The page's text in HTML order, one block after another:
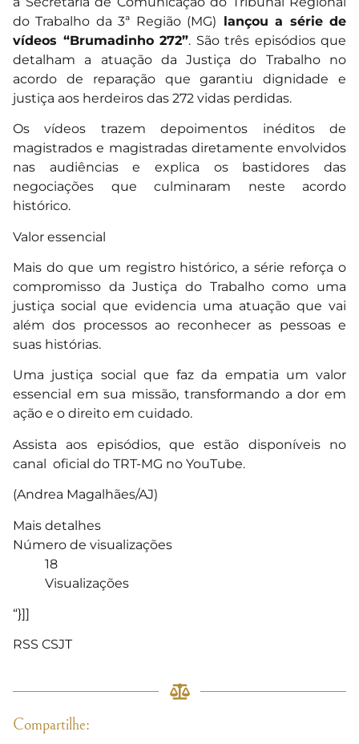
do Trabalho da 3ª Região (MG) lançou a série de
vídeos “Brumadinho 272”. São três episódios que
detalham a atuação da Justiça do Trabalho no
acordo de reparação que garantiu dignidade e
justiça aos herdeiros das 272 vidas perdidas.
Os vídeos trazem depoimentos inéditos de
magistrados e magistradas diretamente envolvidos
nas audiências e explica os bastidores das
negociações que culminaram neste acordo
histórico.
Valor essencial
Mais do que um registro histórico, a série reforça o
compromisso da Justiça do Trabalho como uma
justiça social que evidencia uma atuação que vai
além dos processos ao reconhecer as pessoas e
suas histórias.
Uma justiça social que faz da empatia um valor
essencial em sua missão, transformando a dor em
ação e o direito em cuidado.
Assista aos episódios, que estão disponíveis no
canal oficial do TRT-MG no YouTube.
(Andrea Magalhães/AJ)
Mais detalhes
Número de visualizações
18
Visualizações
“}]]
RSS CSJT
Compartilhe: